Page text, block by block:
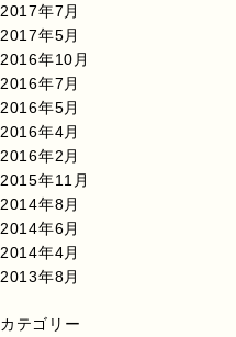
2017年7月
2017年5月
2016年10月
2016年7月
2016年5月
2016年4月
2016年2月
2015年11月
2014年8月
2014年6月
2014年4月
2013年8月
カテゴリー